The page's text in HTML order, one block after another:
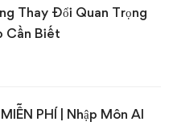
Thay Đổi Quan Trọng
Cần Biết
PHÍ | Nhập Môn AI